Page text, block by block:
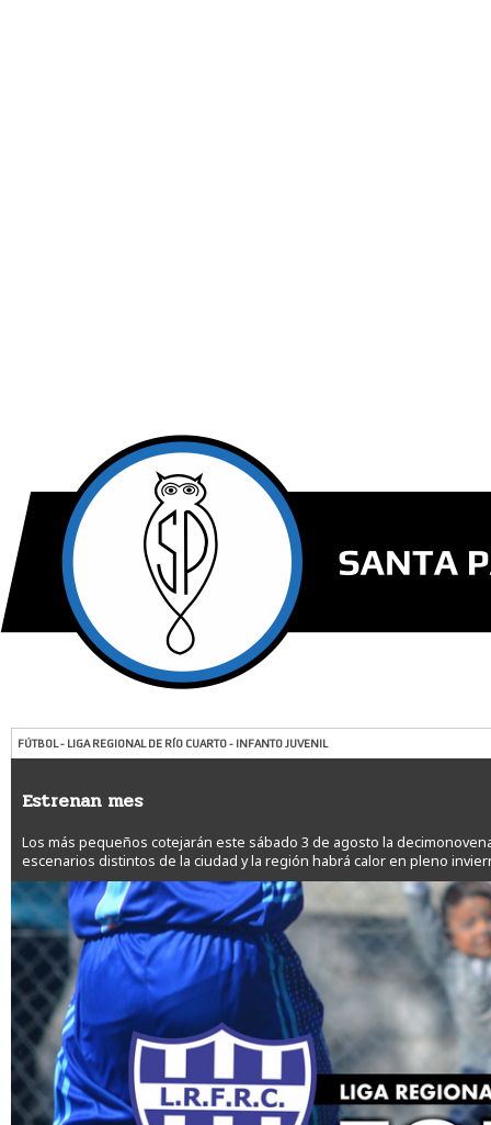
FÚTBOL - LIGA REGIONAL DE RÍO CUARTO - INFANTO JUVENIL
Estrenan mes
Los más pequeños cotejarán este sábado 3 de agosto la
escenarios distintos de la ciudad y la región habrá calor en pleno